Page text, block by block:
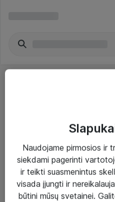
Paslaugos
Sprendimai
Įgyvendinti projektai
Naudojame pirmosios ir
siekdami pagerinti
ir teikti suasmenintus
visada įjungti ir
būtini mūsų svetainei.